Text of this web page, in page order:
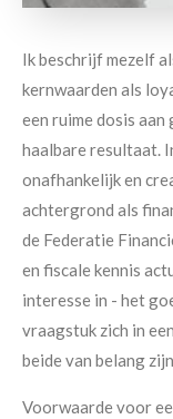
Ik beschrijf mezelf
kernwaarden als
een ruime dosis
haalbare resultaat.
onafhankelijk en
achtergrond als
de Federatie
en fiscale kennis
interesse in - het
vraagstuk zich in
beide van belang
Voorwaarde voor